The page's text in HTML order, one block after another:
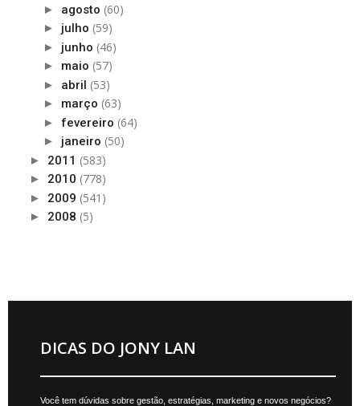
► agosto (60)
► julho (59)
► junho (46)
► maio (57)
► abril (53)
► março (63)
► fevereiro (64)
► janeiro (50)
► 2011 (583)
► 2010 (778)
► 2009 (541)
► 2008 (5)
DICAS DO JONY LAN
Você tem dúvidas sobre gestão, estratégias, marketing e novos negócios?